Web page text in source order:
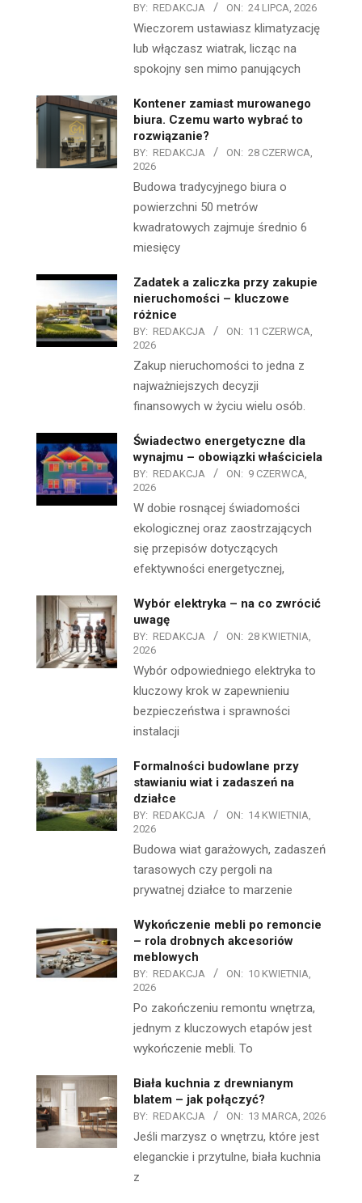
BY: REDAKCJA ON: 24 LIPCA, 2026
Wieczorem ustawiasz klimatyzację
lub włączasz wiatrak, licząc na
spokojny sen mimo panujących
Kontener zamiast murowanego
biura. Czemu warto wybrać to
rozwiązanie?
BY: REDAKCJA ON: 28 CZERWCA,
2026
Budowa tradycyjnego biura o
powierzchni 50 metrów
kwadratowych zajmuje średnio 6
miesięcy
Zadatek a zaliczka przy zakupie
nieruchomości – kluczowe
różnice
BY: REDAKCJA ON: 11 CZERWCA,
2026
Zakup nieruchomości to jedna z
najważniejszych decyzji
finansowych w życiu wielu osób.
Świadectwo energetyczne dla
wynajmu – obowiązki właściciela
BY: REDAKCJA ON: 9 CZERWCA,
2026
W dobie rosnącej świadomości
ekologicznej oraz zaostrzających
się przepisów dotyczących
efektywności energetycznej,
Wybór elektryka – na co zwrócić
uwagę
BY: REDAKCJA ON: 28 KWIETNIA,
2026
Wybór odpowiedniego elektryka to
kluczowy krok w zapewnieniu
bezpieczeństwa i sprawności
instalacji
Formalności budowlane przy
stawianiu wiat i zadaszeń na
działce
BY: REDAKCJA ON: 14 KWIETNIA,
2026
Budowa wiat garażowych, zadaszeń
tarasowych czy pergoli na
prywatnej działce to marzenie
Wykończenie mebli po remoncie
– rola drobnych akcesoriów
meblowych
BY: REDAKCJA ON: 10 KWIETNIA,
2026
Po zakończeniu remontu wnętrza,
jednym z kluczowych etapów jest
wykończenie mebli. To
Biała kuchnia z drewnianym
blatem – jak połączyć?
BY: REDAKCJA ON: 13 MARCA, 2026
Jeśli marzysz o wnętrzu, które jest
eleganckie i przytulne, biała kuchnia
z